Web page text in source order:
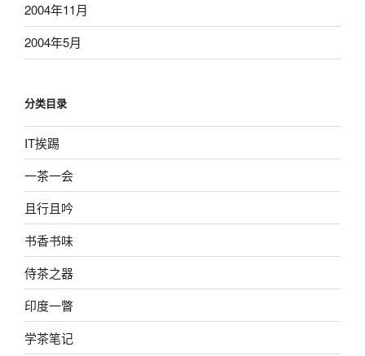
2004年11月
2004年5月
分类目录
IT挨踢
一茶一会
且行且吟
书香书味
侍茶之器
印度一瞥
学茶笔记